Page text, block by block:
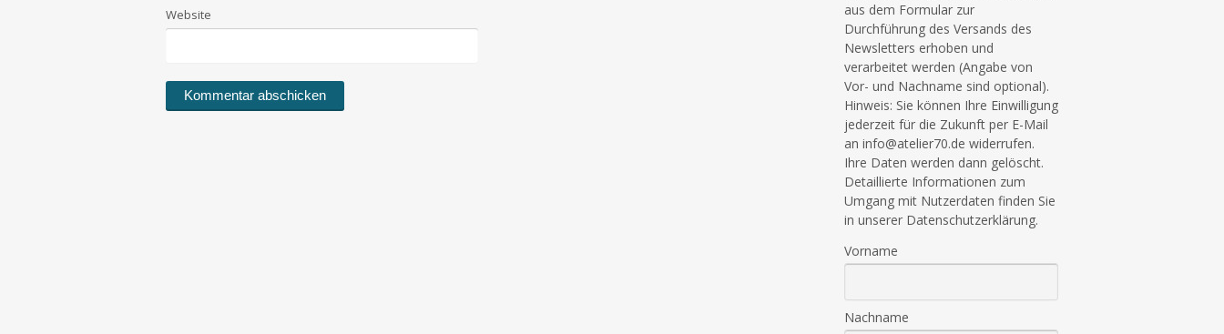
Website
aus dem Formular zur
Durchführung des Versands des
Newsletters erhoben und
verarbeitet werden (Angabe von
Vor- und Nachname sind optional).
Hinweis: Sie können Ihre Einwilligung
jederzeit für die Zukunft per E-Mail
an info@atelier70.de widerrufen.
Ihre Daten werden dann gelöscht.
Detaillierte Informationen zum
Umgang mit Nutzerdaten finden Sie
in unserer Datenschutzerklärung.
Vorname
Nachname